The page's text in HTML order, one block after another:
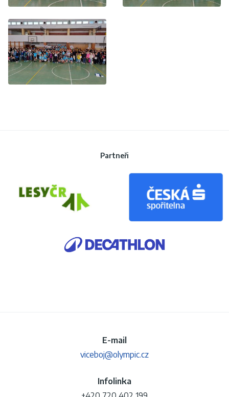
Partneři
E-mail
viceboj@olympic.cz
Infolinka